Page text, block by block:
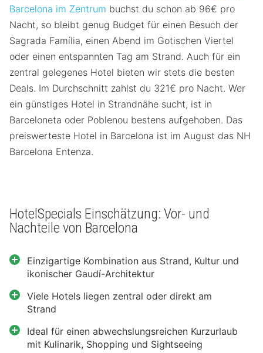
Barcelona im Zentrum buchst du schon ab 96€ pro
Nacht, so bleibt genug Budget für einen Besuch der
Sagrada Família, einen Abend im Gotischen Viertel
oder einen entspannten Tag am Strand. Auch für ein
zentral gelegenes Hotel bieten wir stets die besten
Deals. Im Durchschnitt zahlst du 321€ pro Nacht. Wer
ein günstiges Hotel in Strandnähe sucht, ist in
Barceloneta oder Poblenou bestens aufgehoben. Das
preiswerteste Hotel in Barcelona ist im August das NH
Barcelona Entenza.
HotelSpecials Einschätzung: Vor- und
Nachteile von Barcelona
Einzigartige Kombination aus Strand, Kultur und
ikonischer Gaudí-Architektur
Viele Hotels liegen zentral oder direkt am
Strand
Ideal für einen abwechslungsreichen Kurzurlaub
mit Kulinarik, Shopping und Sightseeing